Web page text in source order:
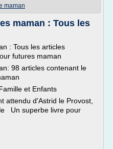
maman
maman : Tous les
: Tous les articles
futures maman
98 articles contenant le
et Enfants
attendu d'Astrid le Provost,
Un superbe livre pour